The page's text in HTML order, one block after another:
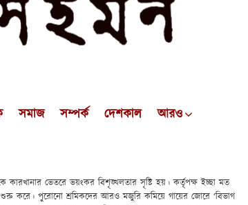
সমাজ সম্পর্ক দেশকাল আরও
কারখানার ভেতরে ভয়ংকর বিশৃঙ্খলতার সৃষ্টি হয়। কর্তৃপক্ষ ইচ্ছা মত
করে। পুরোনো শ্রমিকদের আরও মজুরি কমিয়ে গায়ের জোরে ‘বিভাগ